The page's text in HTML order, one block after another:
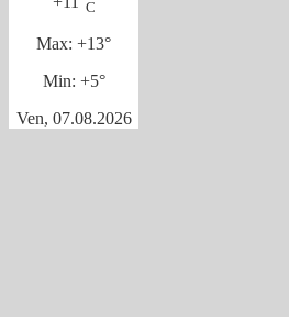
C
Max: +13°
Min: +5°
Ven, 07.08.2026